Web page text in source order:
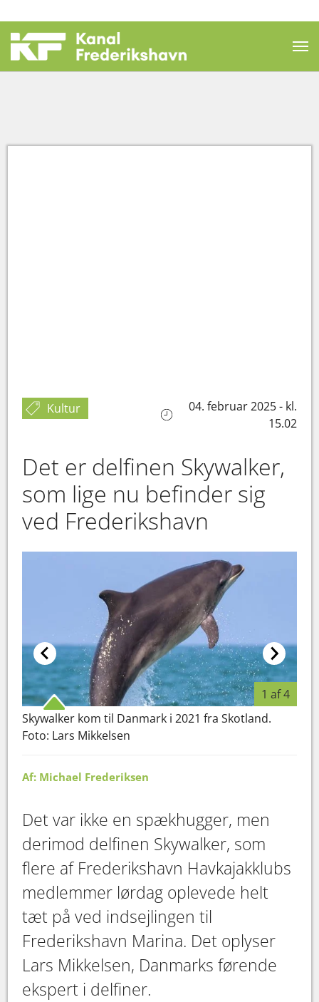
Kultur
04. februar 2025 - kl.
15.02
Det er delfinen Skywalker,
som lige nu befinder sig
ved Frederikshavn
1 af 4
Skywalker kom til Danmark i 2021 fra Skotland.
Foto: Lars Mikkelsen
Af: Michael Frederiksen
Det var ikke en spækhugger, men
derimod delfinen Skywalker, som
flere af Frederikshavn Havkajakklubs
medlemmer lørdag oplevede helt
tæt på ved indsejlingen til
Frederikshavn Marina. Det oplyser
Lars Mikkelsen, Danmarks førende
ekspert i delfiner.